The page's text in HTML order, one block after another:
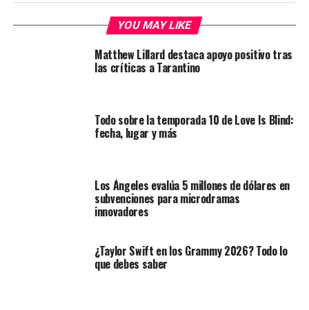
YOU MAY LIKE
Matthew Lillard destaca apoyo positivo tras
las críticas a Tarantino
Todo sobre la temporada 10 de Love Is Blind:
fecha, lugar y más
Los Ángeles evalúa 5 millones de dólares en
subvenciones para microdramas
innovadores
¿Taylor Swift en los Grammy 2026? Todo lo
que debes saber